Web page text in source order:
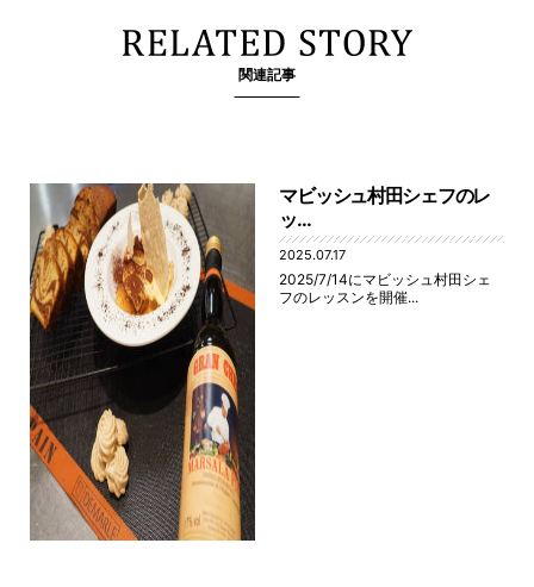
関連記事
マビッシュ村田シェフのレ
ッ...
2025.07.17
2025/7/14にマビッシュ村田シェ
フのレッスンを開催...